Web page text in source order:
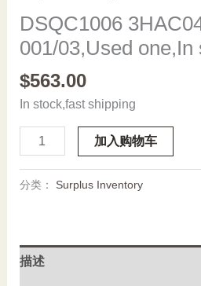
DSQC1006
001/03,Used one,In
$563.00
In stock,fast shipping
DSQC1006
3HAC043383-
one,In
量
加入购物车
分类： Surplus Inventory
描述